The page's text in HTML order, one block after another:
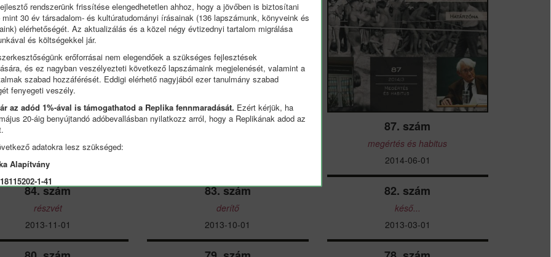
89. szám
megfigyelése
2014-12-20
88. szám 87. szám
megértés és habitus
2014-06-01
84. szám
részvét
2013-11-01
83. szám
derítő
2013-10-01
82. szám
késő...
2013-03-01
rendszerünk frissítése elengedhetetlen ahhoz, hogy a jövőben is biztosítani
30 év társadalom- és kultúratudományi írásainak (136 lapszámunk, könyveink és
elérhetőségét. Az aktualizálás és a közel négy évtizednyi tartalom migrálása
és költségekkel jár.
erőforrásai nem elegendőek a szükséges fejlesztések
és ez nagyban veszélyezteti következő lapszámaink megjelenését, valamint a
szabad hozzáférését. Eddigi elérhető nagyjából ezer tanulmány szabad
fenyegeti veszély.
az adód 1%-ával is támogathatod a Replika fennmaradását. Ezért kérjük, ha
20-áig benyújtandó adóbevallásban nyilatkozz arról, hogy a Replikának adod az
adatokra lesz szükséged:
Alapítvány
1-41
másnak adod az 1%-ot, nem Magyarországon adózol, vagy szeretnéd többel
a fennmaradásunkat, egyszeri adományodat is várjuk. Ezek az adományok
ahhoz, hogy továbbra is mindenki számára ingyenesen elérhetőek
a kiadott lapszámok. Dobjuk össze! Az adományokat elküldheted PayPalon
Apple Pay vagy Google Pay) ide kattintva